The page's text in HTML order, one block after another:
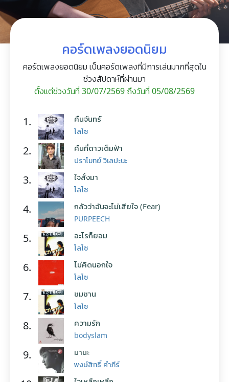
คอร์ดเพลงยอดนิยม
คอร์ดเพลงยอดนิยม เป็นคอร์ดเพลงที่มีการเล่นมากที่สุดใน
ช่วงสัปดาห์ที่ผ่านมา
ตั้งแต่ช่วงวันที่ 30/07/2569 ถึงวันที่ 05/08/2569
1. คืนจันทร์
โลโซ
2. คืนที่ดาวเต็มฟ้า
ปราโมทย์ วิเลปะนะ
3. ใจสั่งมา
โลโซ
4. กลัวว่าฉันจะไม่เสียใจ (Fear)
PURPEECH
5. อะไรก็ยอม
โลโซ
6. ไม่คิดนอกใจ
โลโซ
7. ซมซาน
โลโซ
8. ความรัก
bodyslam
9. มานะ
พงษ์สิทธิ์ คำภีร์